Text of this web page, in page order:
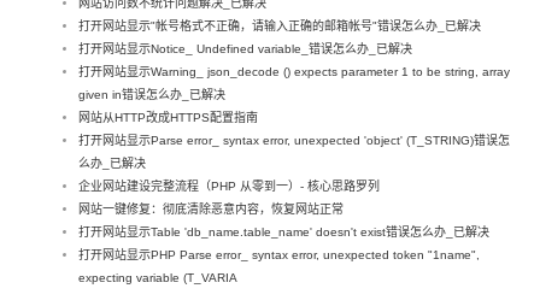
网站访问数不统计问题解决_已解决
打开网站显示"帐号格式不正确，请输入正确的邮箱帐号"错误怎么办_已解决
打开网站显示Notice_ Undefined variable_错误怎么办_已解决
打开网站显示Warning_ json_decode () expects parameter 1 to be string, array
given in错误怎么办_已解决
网站从HTTP改成HTTPS配置指南
打开网站显示Parse error_ syntax error, unexpected 'object' (T_STRING)错误怎
么办_已解决
企业网站建设完整流程（PHP 从零到一）- 核心思路罗列
网站一键修复：彻底清除恶意内容，恢复网站正常
打开网站显示Table 'db_name.table_name' doesn't exist错误怎么办_已解决
打开网站显示PHP Parse error_ syntax error, unexpected token "1name",
expecting variable (T_VARIA